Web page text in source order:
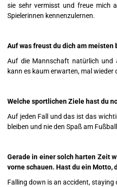
sie sehr vermisst und freue mich
Spielerinnen kennenzulernen.
Auf was freust du dich am meisten
Auf die Mannschaft natürlich und
kann es kaum erwarten, mal wieder
Welche sportlichen Ziele hast du
Auf jeden Fall und das ist das
bleiben und nie den Spaß am
Gerade in einer solch harten Zeit
vorne schauen. Hast du ein Motto,
Falling down is an accident, staying